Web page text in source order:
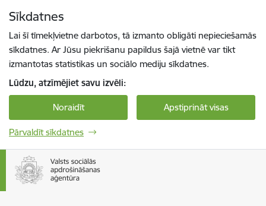
Sīkdatnes
Lai šī tīmekļvietne darbotos, tā izmanto obligāti nepieciešamās
sīkdatnes. Ar Jūsu piekrišanu papildus šajā vietnē var tikt
izmantotas statistikas un sociālo mediju sīkdatnes.
Lūdzu, atzīmējiet savu izvēli:
Noraidīt Apstiprināt visas
Pārvaldīt sīkdatnes